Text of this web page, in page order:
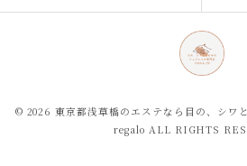
© 2026 東京都浅草橋のエステなら目の、シワ
regalo ALL RIGHTS